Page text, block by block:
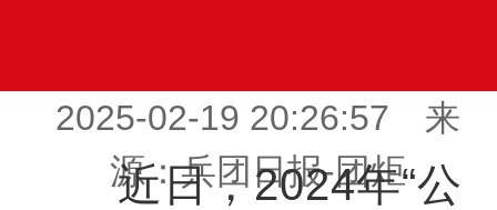
2025-02-19 20:26:57 来
源：兵团日报-团炬
近日，2024年“公